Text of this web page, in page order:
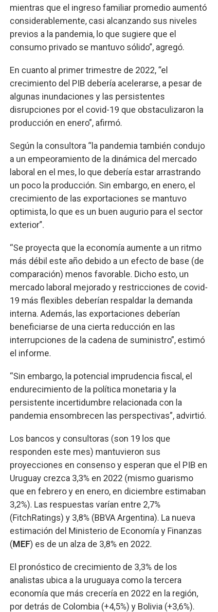
mientras que el ingreso familiar promedio aumentó
considerablemente, casi alcanzando sus niveles
previos a la pandemia, lo que sugiere que el
consumo privado se mantuvo sólido”, agregó.
En cuanto al primer trimestre de 2022, “el
crecimiento del PIB debería acelerarse, a pesar de
algunas inundaciones y las persistentes
disrupciones por el covid-19 que obstaculizaron la
producción en enero”, afirmó.
Según la consultora “la pandemia también condujo
a un empeoramiento de la dinámica del mercado
laboral en el mes, lo que debería estar arrastrando
un poco la producción. Sin embargo, en enero, el
crecimiento de las exportaciones se mantuvo
optimista, lo que es un buen augurio para el sector
exterior”.
“Se proyecta que la economía aumente a un ritmo
más débil este año debido a un efecto de base (de
comparación) menos favorable. Dicho esto, un
mercado laboral mejorado y restricciones de covid-
19 más flexibles deberían respaldar la demanda
interna. Además, las exportaciones deberían
beneficiarse de una cierta reducción en las
interrupciones de la cadena de suministro”, estimó
el informe.
“Sin embargo, la potencial imprudencia fiscal, el
endurecimiento de la política monetaria y la
persistente incertidumbre relacionada con la
pandemia ensombrecen las perspectivas”, advirtió.
Los bancos y consultoras (son 19 los que
responden este mes) mantuvieron sus
proyecciones en consenso y esperan que el PIB en
Uruguay crezca 3,3% en 2022 (mismo guarismo
que en febrero y en enero, en diciembre estimaban
3,2%). Las respuestas varían entre 2,7%
(FitchRatings) y 3,8% (BBVA Argentina). La nueva
estimación del Ministerio de Economía y Finanzas
(MEF) es de un alza de 3,8% en 2022.
El pronóstico de crecimiento de 3,3% de los
analistas ubica a la uruguaya como la tercera
economía que más crecería en 2022 en la región,
por detrás de Colombia (+4,5%) y Bolivia (+3,6%).